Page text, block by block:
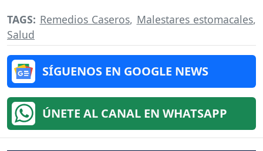
TAGS: Remedios Caseros, Malestares estomacales,
Salud
SÍGUENOS EN GOOGLE NEWS
ÚNETE AL CANAL EN WHATSAPP